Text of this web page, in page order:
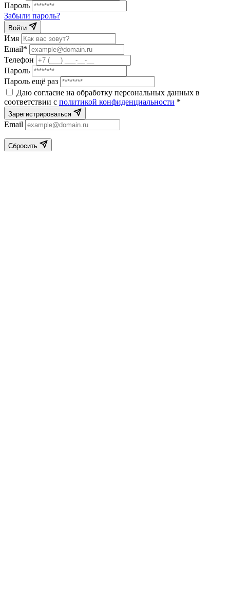
Пароль
Забыли пароль?
Войти
Имя
Email*
Телефон
Пароль
Пароль ещё раз
Даю согласие на обработку персональных данных в
соответствии с политикой конфиденциальности *
Зарегистрироваться
Email
Сбросить